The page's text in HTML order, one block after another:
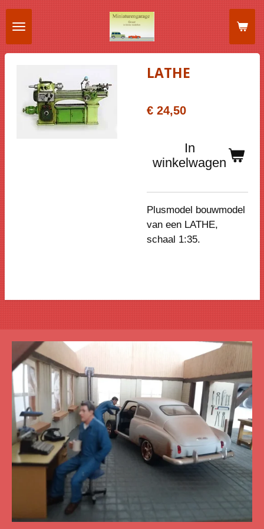
Ga
direct
naar
de
LATHE
€ 24,50
In
winkelwagen
Plusmodel bouwmodel
van een LATHE,
schaal 1:35.